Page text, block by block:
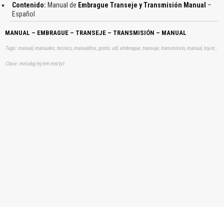
Contenido: Manual de Embrague Transeje y Transmisión Manual –
Español
MANUAL – EMBRAGUE – TRANSEJE – TRANSMISIÓN – MANUAL
Tags: manual, manuales, tecnico, manualitos, gratis, util, embrague, transeje, transmision, manual, toyota, aprender, descargas
Clave: mnl ebg tnj trm mnl tyt